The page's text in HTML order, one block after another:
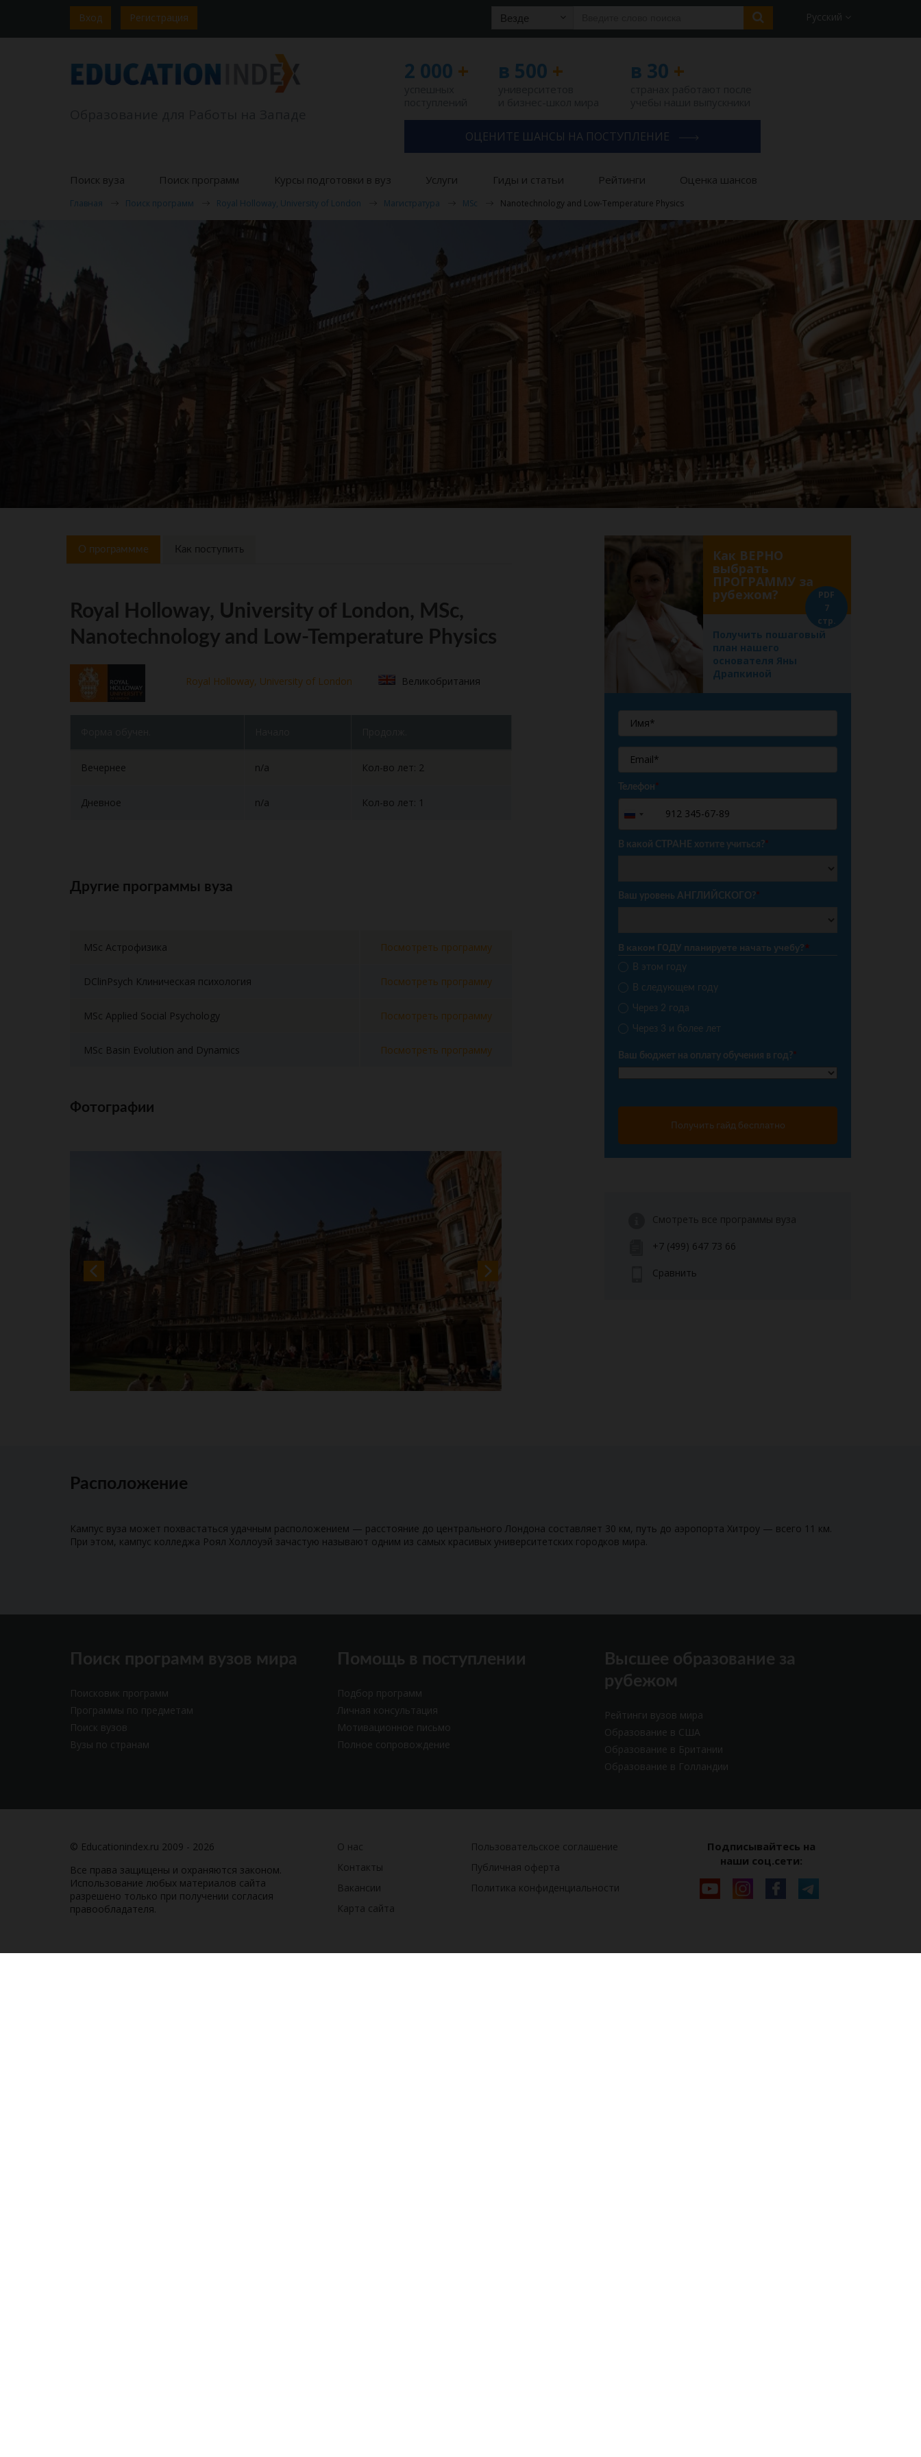
Вход Регистрация Везде Русский
2 000 + в 500 + в 30 +
ОЦЕНИТЕ ШАНСЫ НА ПОСТУПЛЕНИЕ
Поиск вуза Поиск программ Курсы подготовки в вуз Услуги Гиды и статьи Рейтинги Оценка шансов
Главная Поиск программ Royal Holloway, University of London Магистратура MSc Nanotechnology and Low-Temperature Physics
О программме Как поступить
Royal Holloway, University of London, MSc,
Nanotechnology and Low-Temperature Physics
Royal Holloway, University of London Великобритания
Вечернее n/a Кол-во лет: 2
Дневное n/a Кол-во лет: 1
Другие программы вуза
MSc Астрофизика Посмотреть программу
DClinPsych Клиническая психология Посмотреть программу
MSc Applied Social Psychology Посмотреть программу
MSc Basin Evolution and Dynamics Посмотреть программу
Фотографии
Как ВЕРНО
выбрать
ПРОГРАММУ за
рубежом?
Получить пошаговый
план нашего
основателя Яны
Драпкиной
PDF
7
стр.
Телефон*
Russia
+7
В какой СТРАНЕ хотите учиться?*
Ваш уровень АНГЛИЙСКОГО?*
В каком ГОДУ планируете начать учебу?*
В этом году
В следующем году
Через 2 года
Через 3 и более лет
Ваш бюджет на оплату обучения в год?*
Получить гайд бесплатно
Смотреть все программы вуза
+7 (499) 647 73 66
Сравнить
Расположение
Кампус вуза может похвастаться удачным расположением — расстояние до центрального Лондона составляет 30 км, путь до аэропорта Хитроу — всего 11 км.
При этом, кампус колледжа Роял Холлоуэй зачастую называют одним из самых красивых университетских городков мира.
Поиск программ вузов мира
Поисковик программ
Программы по предметам
Поиск вузов
Вузы по странам
Помощь в поступлении
Подбор программ
Личная консультация
Мотивационное письмо
Полное сопровождение
Высшее образование за
рубежом
Рейтинги вузов мира
Образование в США
Образование в Британии
Образование в Голландии
© Educationindex.ru 2009 - 2026
Все права защищены и охраняются законом.
Использование любых материалов сайта
разрешено только при получении согласия
правообладателя.
О нас
Контакты
Вакансии
Карта сайта
Пользовательское соглашение
Публичная оферта
Политика конфиденциальности
Подписывайтесь на
наши соц.сети: